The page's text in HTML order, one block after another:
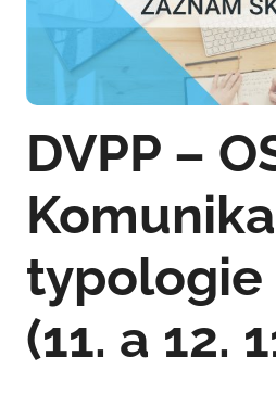
DVPP –
typologie
(11. a 12.